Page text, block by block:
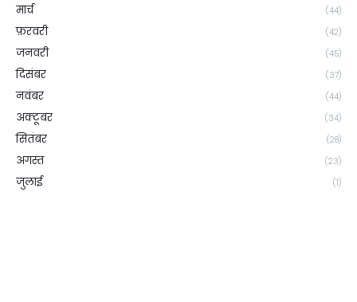
मार्च (44)
फ़रवरी (42)
जनवरी (45)
दिसंबर (37)
नवंबर (44)
अक्टूबर (34)
सितंबर (28)
अगस्त (23)
जुलाई (1)